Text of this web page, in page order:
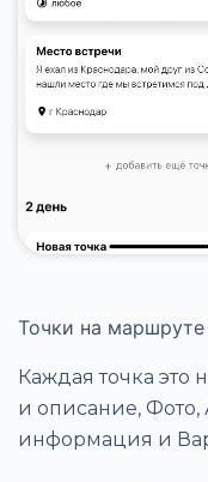
Точки на
Каждая точка это
и описание,
информация и